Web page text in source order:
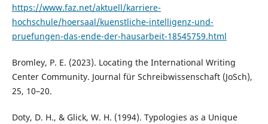
https://www.faz.net/aktuell/karriere-
hochschule/hoersaal/kuenstliche-intelligenz-und-
pruefungen-das-ende-der-hausarbeit-18545759.html
Bromley, P. E. (2023). Locating the International Writing
Center Community. Journal für Schreibwissenschaft (JoSch),
25, 10–20.
Doty, D. H., & Glick, W. H. (1994). Typologies as a Unique